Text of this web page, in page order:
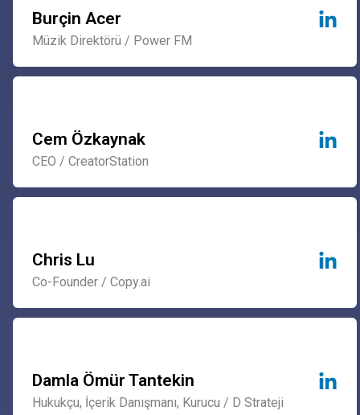
Burçin Acer
Müzik Direktörü / Power FM
Cem Özkaynak
CEO / CreatorStation
Chris Lu
Co-Founder / Copy.ai
Damla Ömür Tantekin
Hukukçu, İçerik Danışmanı, Kurucu / D Strateji